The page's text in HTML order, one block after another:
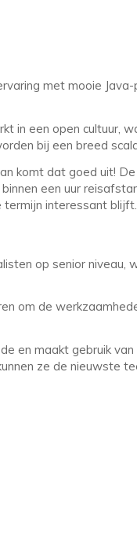
met mooie
in een open cultuur,
bij een breed
komt dat goed uit!
een uur
termijn interessant blijft.
op senior niveau,
om de
en maakt gebruik
ze de nieuwste